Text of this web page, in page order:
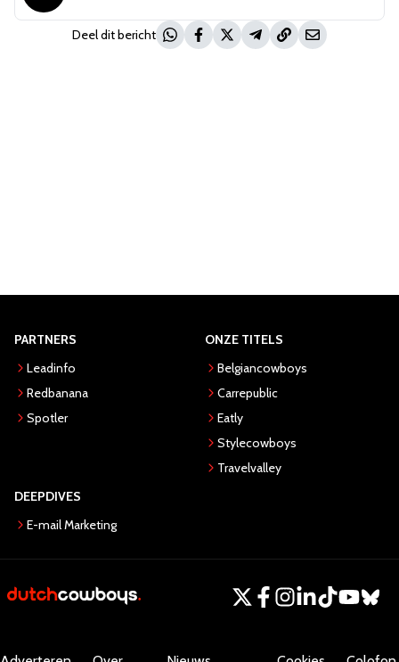
Deel dit bericht
PARTNERS
Leadinfo
Redbanana
Spotler
ONZE TITELS
Belgiancowboys
Carrepublic
Eatly
Stylecowboys
Travelvalley
DEEPDIVES
E-mail Marketing